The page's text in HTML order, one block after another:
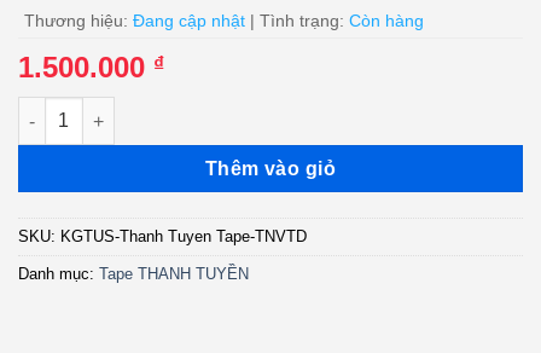
Thương hiệu: Đang cập nhật | Tình trạng: Còn hàng
1.500.000 ₫
Thanh Tuyền Tape - Từ Nửa Vòng Trái Đất (KGTUS) số lượng
Thêm vào giỏ
SKU: KGTUS-Thanh Tuyen Tape-TNVTD
Danh mục: Tape THANH TUYỀN